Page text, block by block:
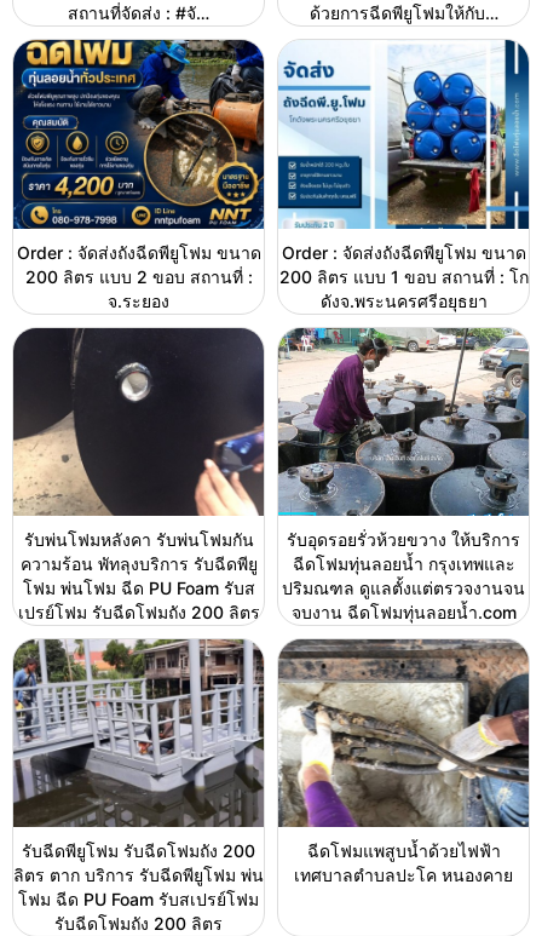
สถานที่จัดส่ง : #จั…
ด้วยการฉีดพียูโฟมให้กับ…
Order : จัดส่งถังฉีดพียูโฟม ขนาด
200 ลิตร แบบ 2 ขอบ สถานที่ :
จ.ระยอง
Order : จัดส่งถังฉีดพียูโฟม ขนาด
200 ลิตร แบบ 1 ขอบ สถานที่ : โก
ดังจ.พระนครศรีอยุธยา
รับพ่นโฟมหลังคา รับพ่นโฟมกัน
ความร้อน พัทลุงบริการ รับฉีดพียู
โฟม พ่นโฟม ฉีด PU Foam รับส
เปรย์โฟม รับฉีดโฟมถัง 200 ลิตร
รับอุดรอยรั่วห้วยขวาง ให้บริการ
ฉีดโฟมทุ่นลอยน้ำ กรุงเทพและ
ปริมณฑล ดูแลตั้งแต่ตรวจงานจน
จบงาน ฉีดโฟมทุ่นลอยน้ำ.com
รับฉีดพียูโฟม รับฉีดโฟมถัง 200
ลิตร ตาก บริการ รับฉีดพียูโฟม พ่น
โฟม ฉีด PU Foam รับสเปรย์โฟม
รับฉีดโฟมถัง 200 ลิตร
ฉีดโฟมแพสูบน้ำด้วยไฟฟ้า
เทศบาลตำบลปะโค หนองคาย